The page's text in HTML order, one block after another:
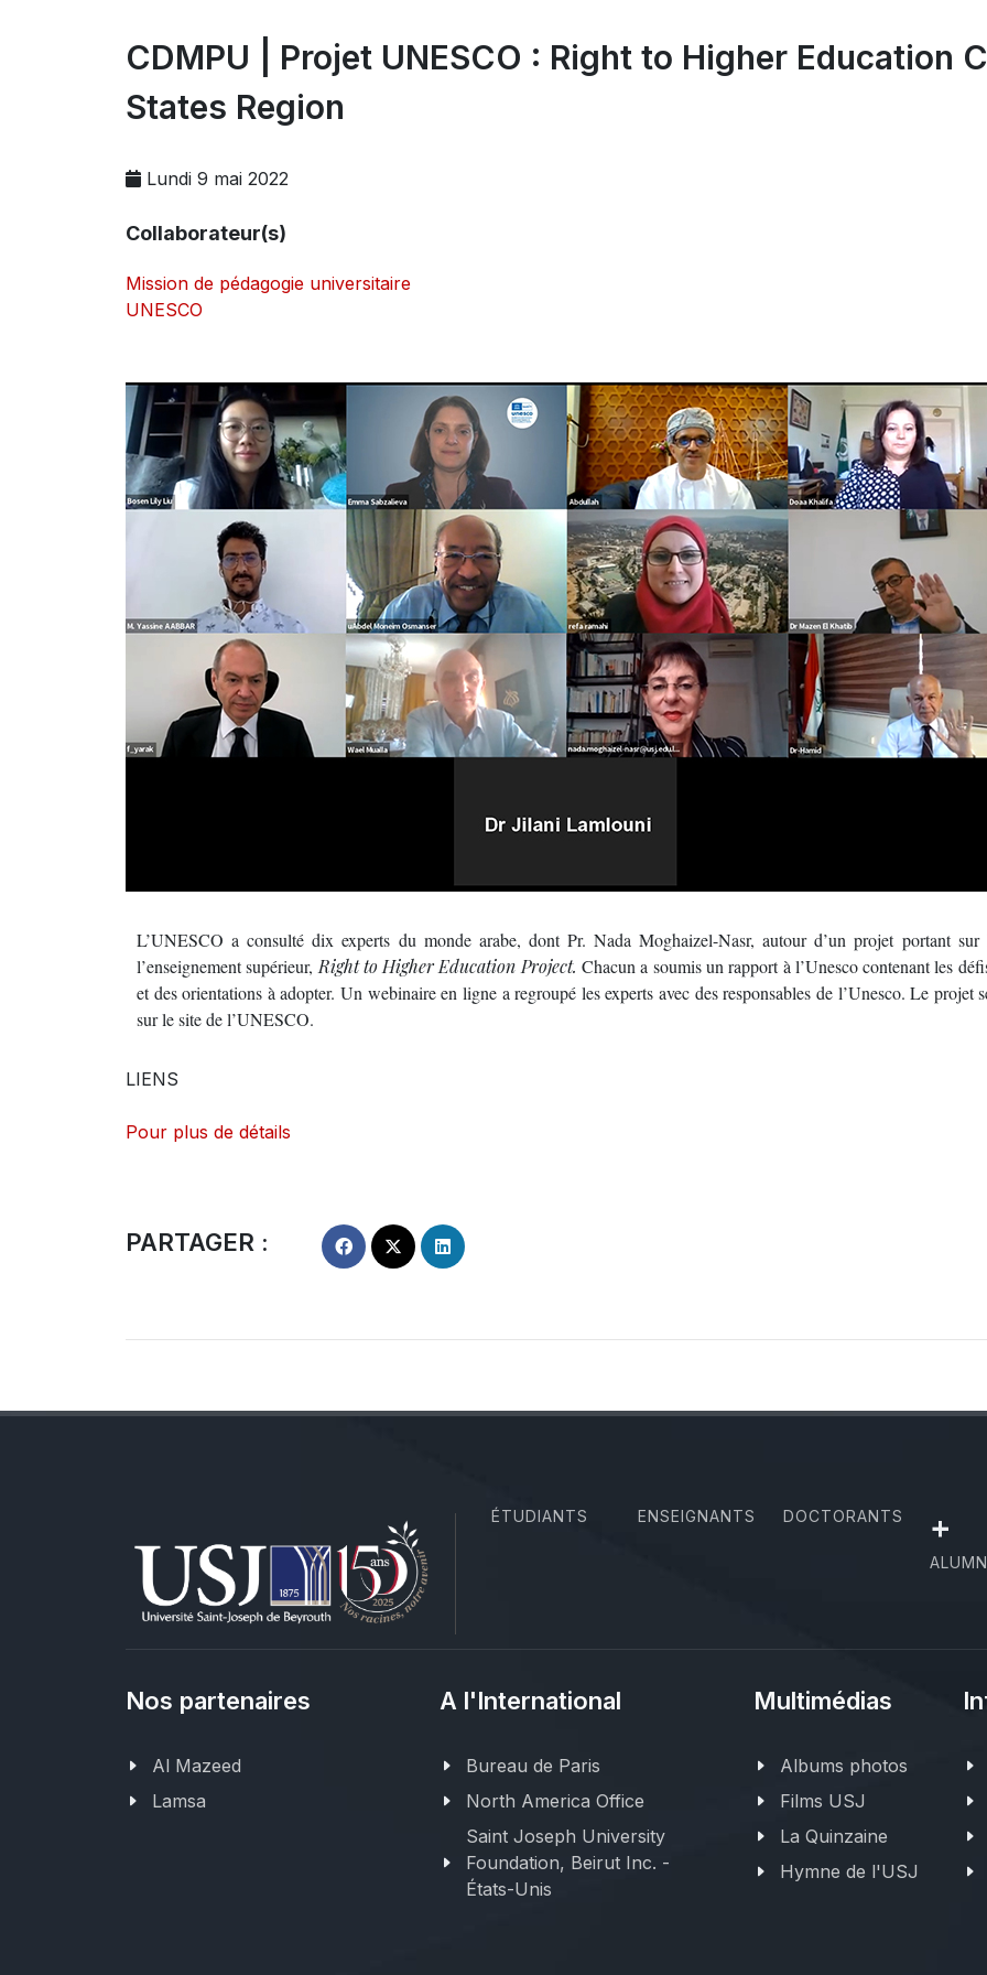
CDMPU | Projet UNESCO : Right to Higher Education
States Region
Lundi 9 mai 2022
Collaborateur(s)
Mission de pédagogie universitaire
UNESCO
L’UNESCO a consulté dix experts du monde arabe, dont Pr. Nada Moghaizel-Nasr, autour d’un projet portant
l’enseignement supérieur, Right to Higher Education Project.Chacun a soumis un rapport à l’Unesco contenant les
et des orientations à adopter. Un webinaire en ligne a regroupé les experts avec des responsables de l’Unesco. Le projet
sur le site de l’UNESCO.
LIENS
Pour plus de détails
PARTAGER :
ÉTUDIANTS ENSEIGNANTS DOCTORANTS +
Nos partenaires
Al Mazeed
Lamsa
A l'International
Bureau de Paris
North America Office
Saint Joseph University
Foundation, Beirut Inc. -
États-Unis
Multimédias
Albums photos
Films USJ
La Quinzaine
Hymne de l'USJ